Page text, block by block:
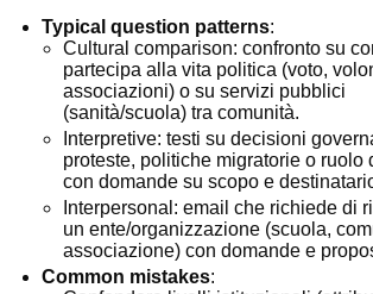
Typical question patterns:
Cultural comparison: confronto su
partecipa alla vita politica (voto,
associazioni) o su servizi pubblici
(sanità/scuola) tra comunità.
Interpretive: testi su decisioni
proteste, politiche migratorie o ruolo
con domande su scopo e
Interpersonal: email che richiede di
un ente/organizzazione (scuola,
associazione) con domande e
Common mistakes: